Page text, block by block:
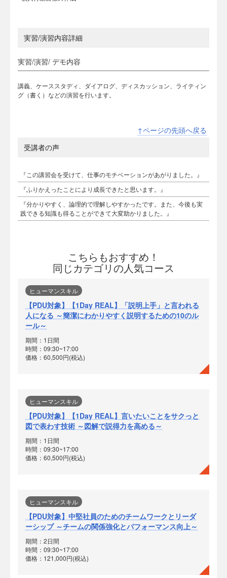
実習/演習内容詳細
実習/演習/ デモ内容
講義、ケーススタディ、ダイアログ、ディスカッション、ライティン
グ（書く）などの演習を行います。
↑ページの先頭へ戻る
受講者の声
『この講習会を受けて、仕事のモチベーションがあがりました。』
『ふりかえったことにより成長できたと思います。』
『分かりやすく、論理的で理解しやすかったです。また、今後も実
践できる知識も得ることができて大変助かりました。』
こちらもおすすめ！
同じカテゴリの人気コース
ヒューマンスキル
【PDU対象】【1Day REAL】「説明上手」と言われる
人になる ～簡潔にわかりやすく説明するための10のル
ール～
期間：1日間
時間：09:30~17:00
価格：60,500円(税込)
ヒューマンスキル
【PDU対象】【1Day REAL】言いたいことをサクっと
図で表わす技術 ～図解で説得力を高める～
期間：1日間
時間：09:30~17:00
価格：60,500円(税込)
ヒューマンスキル
【PDU対象】中堅社員のためのチームワークとリーダ
ーシップ ～チームの関係強化とパフォーマンス向上～
期間：2日間
時間：09:30~17:00
価格：121,000円(税込)